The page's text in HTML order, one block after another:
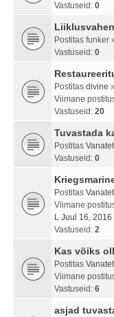
Vastuseid: 0
Postitas funker
Vastuseid: 0
Postitas divine
Viimane
Vastuseid: 20
Tuvastada
Postitas
Vastuseid: 0
Postitas
Viimane
L Juul 16,
Vastuseid: 2
Kas võiks
Postitas
Viimane
Vastuseid: 6
asjad